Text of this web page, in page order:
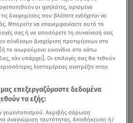
οι ιχνηλάτες, ορισμένο
διαφημίσεις που βλέπετε ενδέχεται να
Μπορείτε να επανεμφανίσετε αυτό το
σας ή να αποσύρετε τη συναίνεσή σας
σύνδεσμο Διαχείριση προτιμήσεων στο
το αιωρούμενο εικονίδιο στο κάτω
εάν υπάρχει]. Οι επιλογές σας θα τεθούν
λεπτομέρειες ανατρέξτε στην
μας επεξεργαζόμαστε δεδομένα
τα εξής:
Ακριβής σάρωση
αναγνώριση ταυτότητας. Αποθήκευση ή/